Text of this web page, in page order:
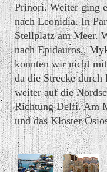
Prinori. Weiter ging
nach Leonidia. In
Stellplatz am Meer.
nach Epidauros,,
konnten wir nicht
da die Strecke
weiter auf die
Richtung Delfi. Am
und das Kloster